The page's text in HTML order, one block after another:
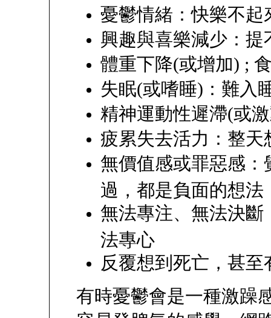
憂鬱情緒：快樂不起
興趣與喜樂減少：提
體重下降(或增加) ;
失眠(或嗜睡)：難入
精神運動性遲滯(或
疲累失去活力：整天
無價值感或罪惡感
過，都是負面的想法
無法專注、無法決
法專心
反覆想到死亡，甚
有時憂鬱會是一種激躁